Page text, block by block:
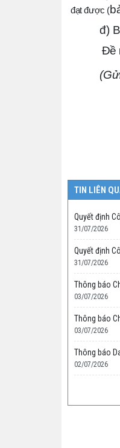
đạt được (
đ)
Đề
TIN LIÊN
Quyết định
31/07/2026
Quyết định
31/07/2026
Thông báo
03/07/2026
Thông báo
03/07/2026
Thông báo
02/07/2026